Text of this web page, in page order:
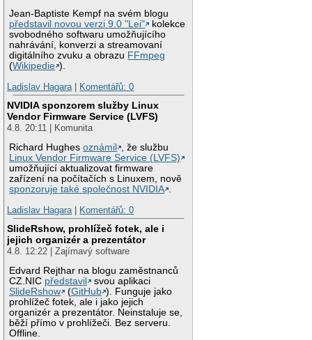
Jean-Baptiste Kempf na svém blogu
představil novou verzi 9.0 "Lei"
kolekce
svobodného softwaru umožňujícího
nahrávání, konverzi a streamovaní
digitálního zvuku a obrazu FFmpeg
(Wikipedie ).
Ladislav Hagara| Komentářů: 0
NVIDIA sponzorem služby Linux
Vendor Firmware Service (LVFS)
4.8. 20:11 | Komunita
Richard Hughesoznámil
, že službu
Linux Vendor Firmware Service (LVFS)
umožňující aktualizovat firmware
zařízení na počítačích s Linuxem, nově
sponzoruje také společnost NVIDIA .
Ladislav Hagara| Komentářů: 0
SlideRshow, prohlížeč fotek, ale i
jejich organizér a prezentátor
4.8. 12:22 | Zajímavý software
Edvard Rejthar na blogu zaměstnanců
CZ.NIC představil
svou aplikaci
SlideRshow
(GitHub ). Funguje jako
prohlížeč fotek, ale i jako jejich
organizér a prezentátor. Neinstaluje se,
běží přímo v prohlížeči. Bez serveru.
Offline.